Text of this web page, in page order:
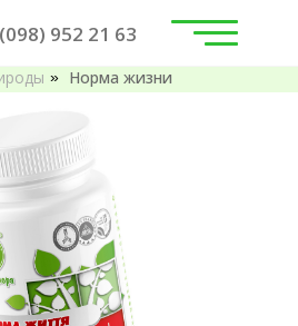
952 21 63
» Норма жизни